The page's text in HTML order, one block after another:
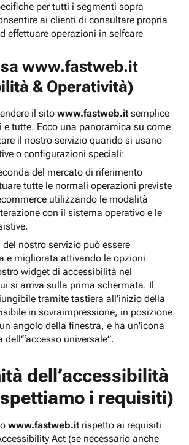
per tutti i segmenti sopra
ai clienti di consultare propria
effettuare operazioni in selfcare
www.fastweb.it
& Operatività)
il sito www.fastweb.it semplice
e tutte. Ecco una panoramica su come
il nostro servizio quando si usano
o configurazioni speciali:
del mercato di riferimento
tutte le normali operazioni previste
utilizzando le modalità
con il sistema operativo e le
nostro servizio può essere
e migliorata attivando le opzioni
widget di accessibilità nel
si arriva sulla prima schermata. Il
tramite tastiera all'inizio della
in sovraimpressione, in posizione
angolo della finestra, e ha un'icona
universale”.
dell’accessibilità
i requisiti)
www.fastweb.it rispetto ai requisiti
Act (se necessario anche